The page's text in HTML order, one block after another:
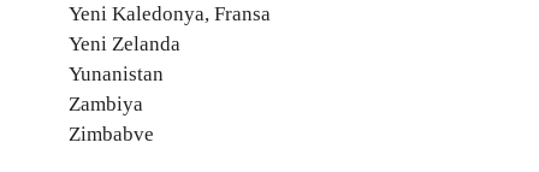
Yeni Kaledonya, Fransa
Yeni Zelanda
Yunanistan
Zambiya
Zimbabve